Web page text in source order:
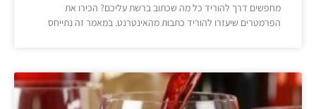
מחפשים דרך להוריד כל מה שכתוב ברשת עליכם? הכירו את
הפרמטרים שיעזרו להוריד כתבות מהאינטרנט. במאמר זה נתייחס